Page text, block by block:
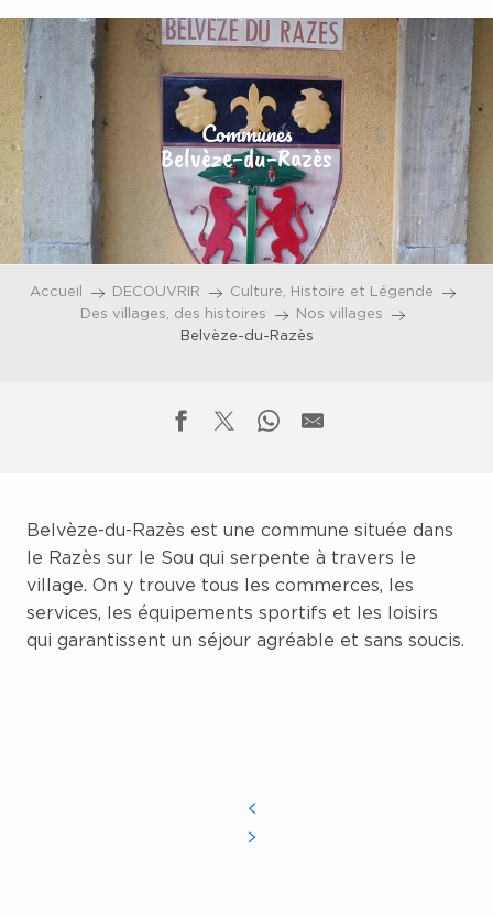
au
contenu
principal
Communes
Belvèze-du-Razès
Accueil DECOUVRIR
Culture, Histoire et Légende
Des villages, des histoires
Nos villages
Belvèze-du-Razès
Belvèze-du-Razès est une commune située dans
le Razès sur le Sou qui serpente à travers le
village. On y trouve tous les commerces, les
services, les équipements sportifs et les loisirs
qui garantissent un séjour agréable et sans soucis.